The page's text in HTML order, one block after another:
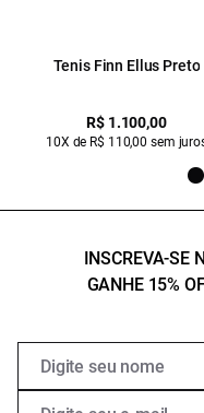
Tenis Finn Ellus Preto
R$ 1.100,00
10X de R$ 110,00 sem
INSCREVA-SE
GANHE 15%